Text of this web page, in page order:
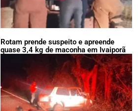
Rotam prende suspeito e apreende
quase 3,4 kg de maconha em Ivaiporã